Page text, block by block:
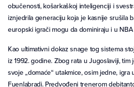
obučenosti, košarkaškoj inteligenciji i
iznjedrila generaciju koja je kasnije srušila
europski igrači mogu da dominiraju i u NBA
Kao ultimativni dokaz snage tog sistema
iz 1992. godine. Zbog rata u Jugoslaviji,
svoje „domaće“ utakmice, osim jedne, igra
Fuenlabradi. Predvođeni trenerom